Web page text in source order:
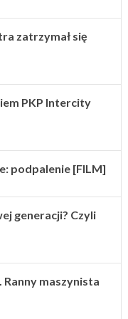
zatrzymał się
PKP Intercity
podpalenie [FILM]
generacji? Czyli
Ranny maszynista